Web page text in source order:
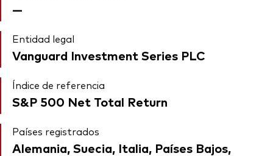
—
Entidad legal
Vanguard Investment Series PLC
Índice de referencia
S&P 500 Net Total Return
Países registrados
Alemania, Suecia, Italia, Países Bajos,